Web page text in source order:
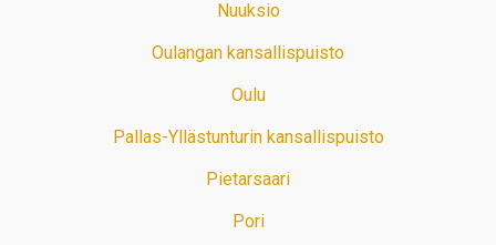
Nuuksio
Oulangan kansallispuisto
Oulu
Pallas-Yllästunturin kansallispuisto
Pietarsaari
Pori